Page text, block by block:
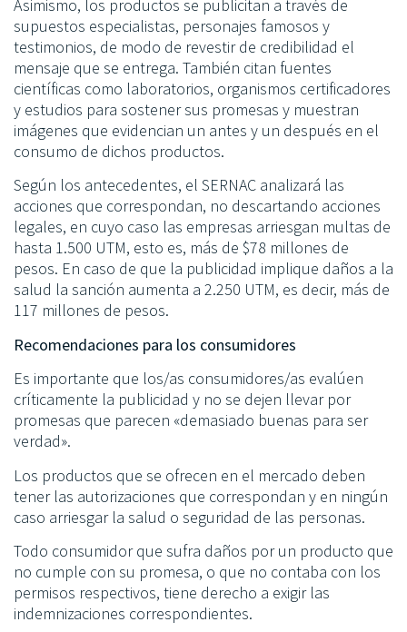
Asimismo, los productos se publicitan a través de
supuestos especialistas, personajes famosos y
testimonios, de modo de revestir de credibilidad el
mensaje que se entrega. También citan fuentes
científicas como laboratorios, organismos certificadores
y estudios para sostener sus promesas y muestran
imágenes que evidencian un antes y un después en el
consumo de dichos productos.
Según los antecedentes, el SERNAC analizará las
acciones que correspondan, no descartando acciones
legales, en cuyo caso las empresas arriesgan multas de
hasta 1.500 UTM, esto es, más de $78 millones de
pesos. En caso de que la publicidad implique daños a la
salud la sanción aumenta a 2.250 UTM, es decir, más de
117 millones de pesos.
Recomendaciones para los consumidores
Es importante que los/as consumidores/as evalúen
críticamente la publicidad y no se dejen llevar por
promesas que parecen «demasiado buenas para ser
verdad».
Los productos que se ofrecen en el mercado deben
tener las autorizaciones que correspondan y en ningún
caso arriesgar la salud o seguridad de las personas.
Todo consumidor que sufra daños por un producto que
no cumple con su promesa, o que no contaba con los
permisos respectivos, tiene derecho a exigir las
indemnizaciones correspondientes.